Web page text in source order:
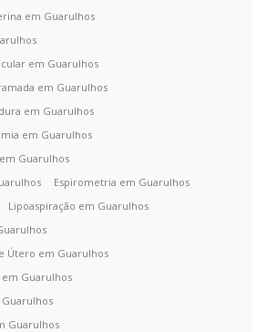
em Guarulhos
em Guarulhos
em Guarulhos
em Guarulhos
em Guarulhos
Guarulhos
Espirometria em Guarulhos
Lipoaspiração em Guarulhos
Útero em Guarulhos
Guarulhos
Guarulhos